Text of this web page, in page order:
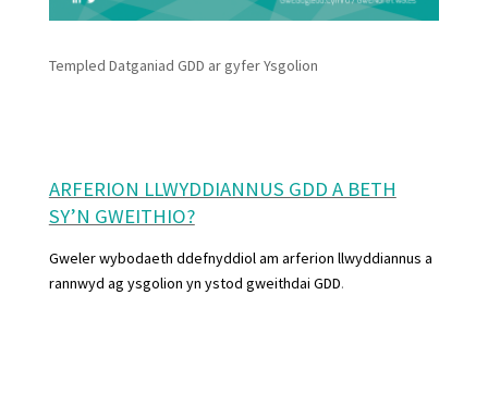
Templed Datganiad GDD ar gyfer Ysgolion
ARFERION LLWYDDIANNUS GDD A BETH
SY’N GWEITHIO?
Gweler wybodaeth ddefnyddiol am arferion llwyddiannus a
rannwyd ag ysgolion yn ystod gweithdai GDD.